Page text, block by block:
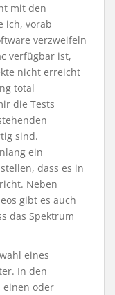
mit den
ich, vorab
verzweifeln
verfügbar ist,
nicht erreicht
total
die Tests
sind.
ein
dass es in
Neben
gibt es auch
das Spektrum
eines
In den
einen oder